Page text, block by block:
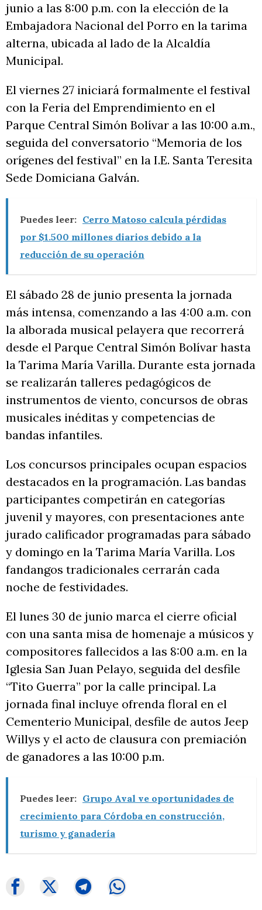
junio a las 8:00 p.m. con la elección de la
Embajadora Nacional del Porro en la tarima
alterna, ubicada al lado de la Alcaldía
Municipal.
El viernes 27 iniciará formalmente el festival
con la Feria del Emprendimiento en el
Parque Central Simón Bolívar a las 10:00 a.m.,
seguida del conversatorio “Memoria de los
orígenes del festival” en la I.E. Santa Teresita
Sede Domiciana Galván.
Puedes leer: Cerro Matoso calcula pérdidas
por $1.500 millones diarios debido a la
reducción de su operación
El sábado 28 de junio presenta la jornada
más intensa, comenzando a las 4:00 a.m. con
la alborada musical pelayera que recorrerá
desde el Parque Central Simón Bolívar hasta
la Tarima María Varilla. Durante esta jornada
se realizarán talleres pedagógicos de
instrumentos de viento, concursos de obras
musicales inéditas y competencias de
bandas infantiles.
Los concursos principales ocupan espacios
destacados en la programación. Las bandas
participantes competirán en categorías
juvenil y mayores, con presentaciones ante
jurado calificador programadas para sábado
y domingo en la Tarima María Varilla. Los
fandangos tradicionales cerrarán cada
noche de festividades.
El lunes 30 de junio marca el cierre oficial
con una santa misa de homenaje a músicos y
compositores fallecidos a las 8:00 a.m. en la
Iglesia San Juan Pelayo, seguida del desfile
“Tito Guerra” por la calle principal. La
jornada final incluye ofrenda floral en el
Cementerio Municipal, desfile de autos Jeep
Willys y el acto de clausura con premiación
de ganadores a las 10:00 p.m.
Puedes leer: Grupo Aval ve oportunidades de
crecimiento para Córdoba en construcción,
turismo y ganadería